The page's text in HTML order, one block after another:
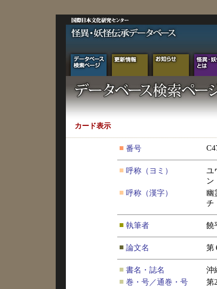
カード表示
■ 番号
■ 呼称（ヨミ）
ユ
ン
■ 呼称（漢字）
幽
チ
■ 執筆者 饒
■ 論文名 第
■ 書名・誌名
沖
■ 巻・号／通巻・号
第